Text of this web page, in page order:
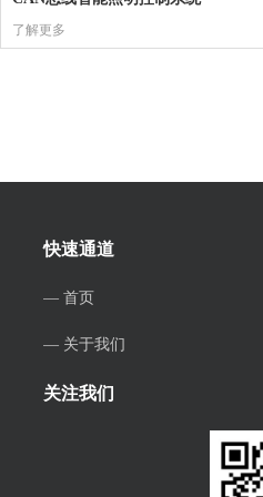
了解更多
快速通道
— 首页
— 关于我们
关注我们